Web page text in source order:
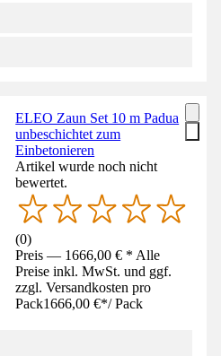
ELEO Zaun Set 10 m Padua
unbeschichtet zum
Einbetonieren
Artikel wurde noch nicht
bewertet.
(0)
Preis — 1666,00 € * Alle
Preise inkl. MwSt. und ggf.
zzgl. Versandkosten pro
Pack1666,00 €*/ Pack